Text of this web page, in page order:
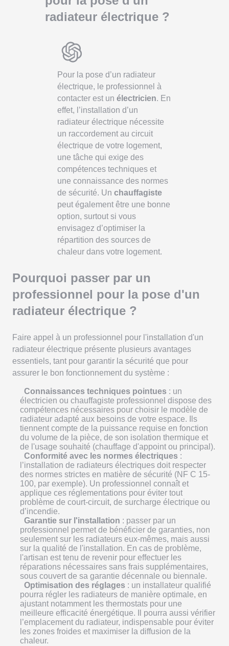
radiateur électrique ?
Pour la pose d’un radiateur
électrique, le professionnel à
contacter est un électricien. En
effet, l’installation d’un
radiateur électrique nécessite
un raccordement au circuit
électrique de votre logement,
une tâche qui exige des
compétences techniques et
une connaissance des normes
de sécurité. Un chauffagiste
peut également être une bonne
option, surtout si vous
envisagez d’optimiser la
répartition des sources de
chaleur dans votre logement.
Pourquoi passer par un
professionnel pour la pose d'un
radiateur électrique ?
Faire appel à un professionnel pour l'installation d'un
radiateur électrique présente plusieurs avantages
essentiels, tant pour garantir la sécurité que pour
assurer le bon fonctionnement du système :
Connaissances techniques pointues : un
électricien ou chauffagiste professionnel dispose des
compétences nécessaires pour choisir le modèle de
radiateur adapté aux besoins de votre espace. Ils
tiennent compte de la puissance requise en fonction
du volume de la pièce, de son isolation thermique et
de l'usage souhaité (chauffage d'appoint ou principal).
Conformité avec les normes électriques :
l’installation de radiateurs électriques doit respecter
des normes strictes en matière de sécurité (NF C 15-
100, par exemple). Un professionnel connaît et
applique ces réglementations pour éviter tout
problème de court-circuit, de surcharge électrique ou
d’incendie.
Garantie sur l'installation : passer par un
professionnel permet de bénéficier de garanties, non
seulement sur les radiateurs eux-mêmes, mais aussi
sur la qualité de l'installation. En cas de problème,
l'artisan est tenu de revenir pour effectuer les
réparations nécessaires sans frais supplémentaires,
sous couvert de sa garantie décennale ou biennale.
Optimisation des réglages : un installateur qualifié
pourra régler les radiateurs de manière optimale, en
ajustant notamment les thermostats pour une
meilleure efficacité énergétique. Il pourra aussi vérifier
l’emplacement du radiateur, indispensable pour éviter
les zones froides et maximiser la diffusion de la
chaleur.